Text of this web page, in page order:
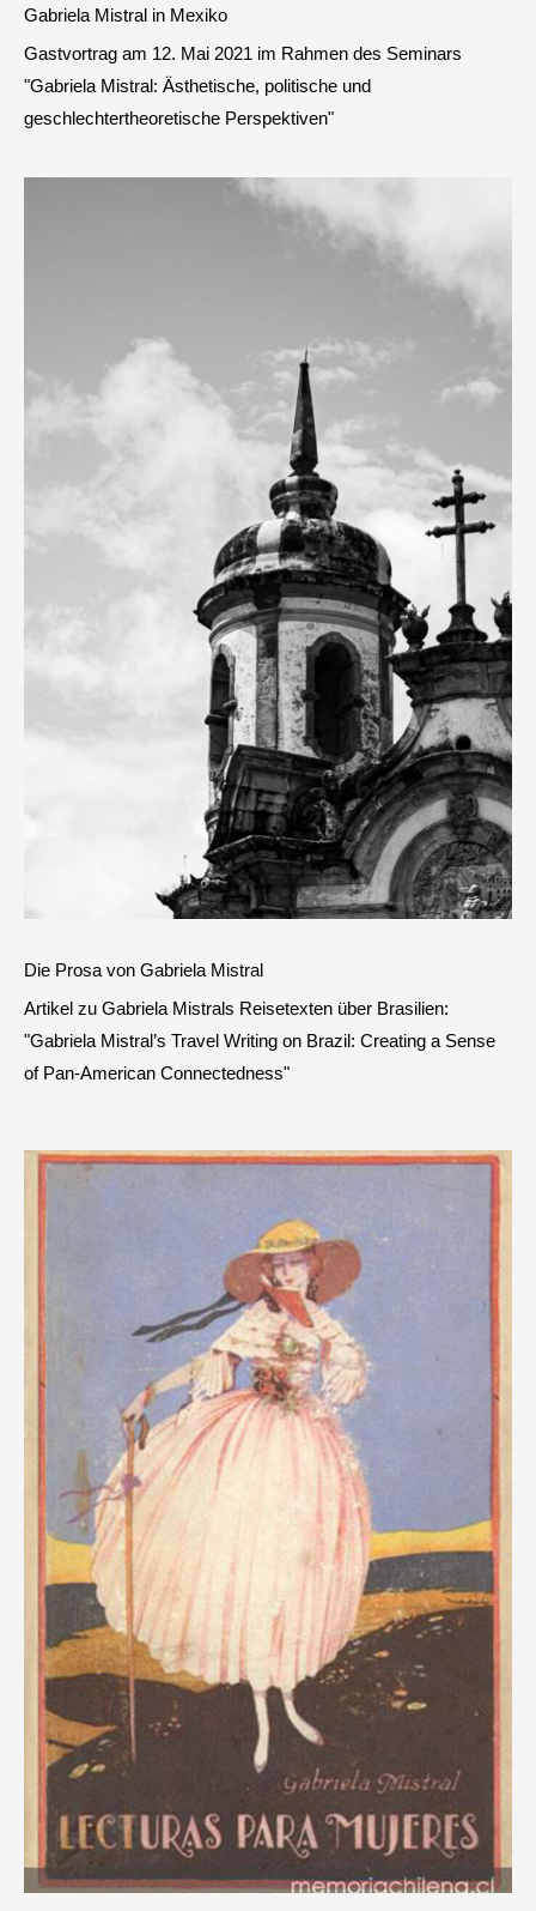
Gabriela Mistral in Mexiko
Gastvortrag am 12. Mai 2021 im Rahmen des Seminars
"Gabriela Mistral: Ästhetische, politische und
geschlechtertheoretische Perspektiven"
Die Prosa von Gabriela Mistral
Artikel zu Gabriela Mistrals Reisetexten über Brasilien:
"Gabriela Mistral’s Travel Writing on Brazil: Creating a Sense
of Pan-American Connectedness"